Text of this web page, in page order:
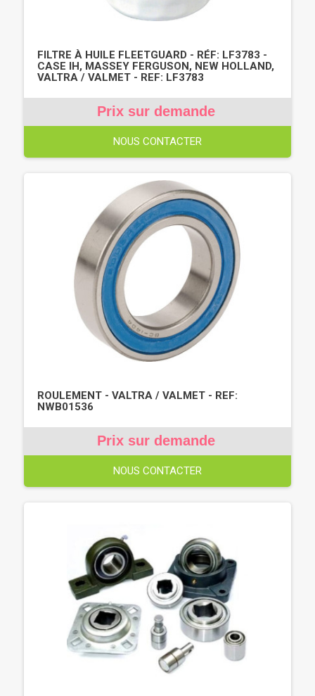
FILTRE À HUILE FLEETGUARD - RÉF: LF3783 -
CASE IH, MASSEY FERGUSON, NEW HOLLAND,
VALTRA / VALMET - REF: LF3783
Prix sur demande
NOUS CONTACTER
ROULEMENT - VALTRA / VALMET - REF:
NWB01536
Prix sur demande
NOUS CONTACTER